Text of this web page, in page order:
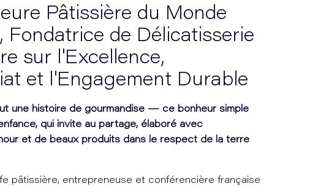
Pâtissière du Monde
Fondatrice de Délicatisserie
sur l'Excellence,
et l'Engagement Durable
une histoire de gourmandise — ce bonheur simple
qui invite au partage, élaboré avec
et de beaux produits dans le respect de la terre
pâtissière, entrepreneuse et conférencière française